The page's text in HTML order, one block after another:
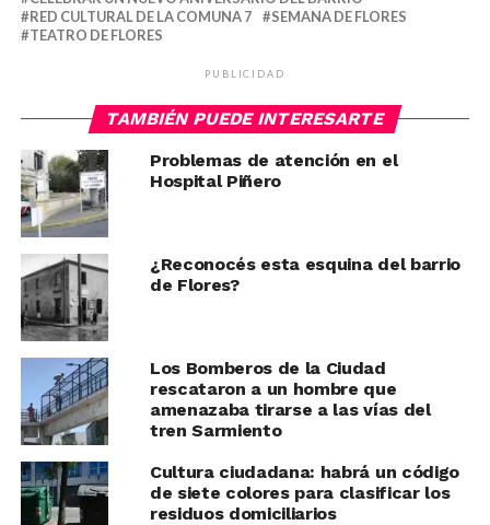
RED CULTURAL DE LA COMUNA 7
SEMANA DE FLORES
TEATRO DE FLORES
PUBLICIDAD
TAMBIÉN PUEDE INTERESARTE
Problemas de atención en el
Hospital Piñero
¿Reconocés esta esquina del barrio
de Flores?
Los Bomberos de la Ciudad
rescataron a un hombre que
amenazaba tirarse a las vías del
tren Sarmiento
Cultura ciudadana: habrá un código
de siete colores para clasificar los
residuos domiciliarios